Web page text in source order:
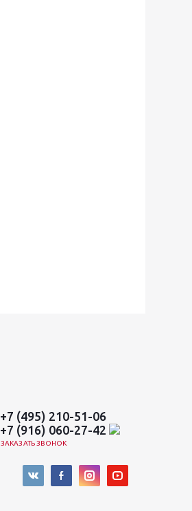
+7 (495) 210-51-06
+7 (916) 060-27-42
ЗАКАЗАТЬ ЗВОНОК